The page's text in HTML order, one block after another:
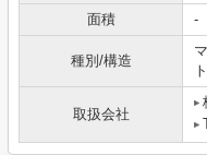
面積
-
種別/構造
ト
取扱会社